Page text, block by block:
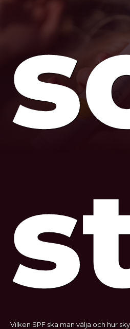
Vilken SPF ska man välja och hur